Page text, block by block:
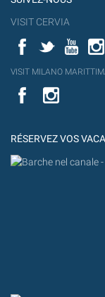
VISIT CERVIA
FacebookTwitter
YouT
VISIT MILANO
Flick
VISIT
MILANO
YouTube
RÉSERVEZ VOS